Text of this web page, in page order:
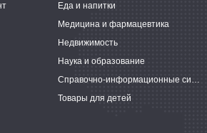
Еда и напитки
Медицина и фармацевтика
Недвижимость
Наука и образование
Справочно-информационные системы
Товары для детей